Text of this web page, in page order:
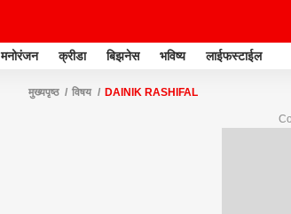
मनोरंजन क्रीडा बिझनेस भविष्य लाईफस्टाईल
मुख्यपृष्ठ विषय DAINIK RASHIFAL